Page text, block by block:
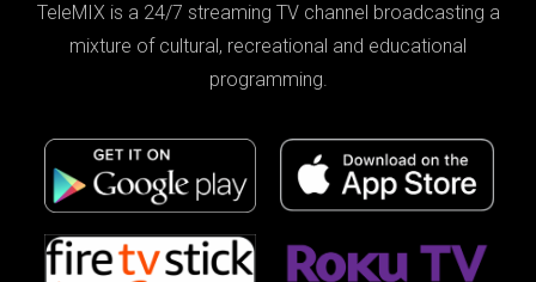
TeleMIX is a 24/7 streaming TV channel broadcasting a
mixture of cultural, recreational and educational
programming.